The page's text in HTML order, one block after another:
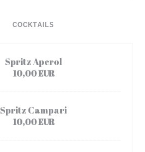
COCKTAILS
Spritz Aperol
10,00 EUR
Spritz Campari
10,00 EUR